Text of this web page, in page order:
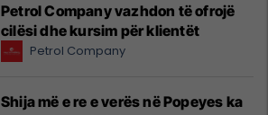
Petrol Company vazhdon të ofrojë
cilësi dhe kursim për klientët
Petrol Company
Shija më e re e verës në Popeyes ka